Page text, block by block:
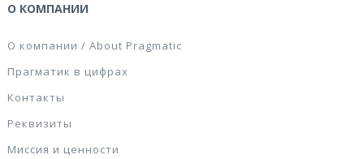
О КОМПАНИИ
О компании / About Pragmatic
Прагматик в цифрах
Контакты
Реквизиты
Миссия и ценности